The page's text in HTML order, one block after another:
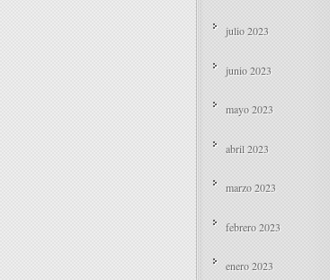
julio 2023
junio 2023
mayo 2023
abril 2023
marzo 2023
febrero 2023
enero 2023